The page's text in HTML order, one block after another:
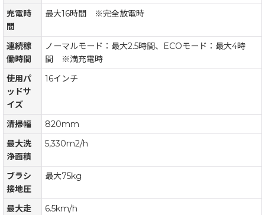
充電時
間
最大16時間 ※完全放電時
連続稼
働時間
ノーマルモード：最大2.5時間、ECOモード：最大4時
間 ※満充電時
使用パ
ッドサ
イズ
16インチ
清掃幅
820mm
最大洗
浄面積
5,330m2/h
ブラシ
接地圧
最大75kg
最大走
6.5km/h